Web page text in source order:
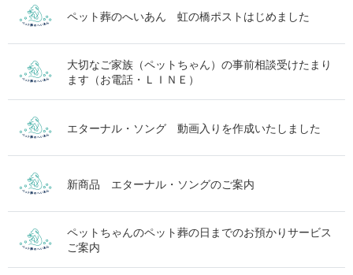
ペット葬のへいあん 虹の橋ポストはじめました
大切なご家族（ペットちゃん）の事前相談受けたまり
ます（お電話・ＬＩＮＥ）
エターナル・ソング 動画入りを作成いたしました
新商品 エターナル・ソングのご案内
ペットちゃんのペット葬の日までのお預かりサービス
ご案内